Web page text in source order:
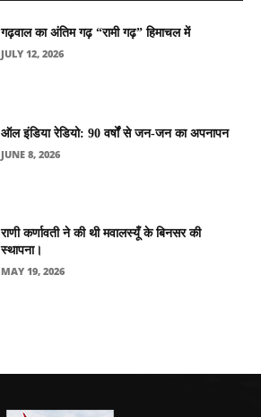
गढ़वाल का अंतिम गढ़ “रामी गढ़” हिमाचल में
JULY 12, 2026
ऑल इंडिया रेडियो: 90 वर्षों से जन-जन का अपनापन
JUNE 8, 2026
राणी कर्णावती ने की थी मवालस्यूँ के बिनसर की
स्थापना।
MAY 19, 2026